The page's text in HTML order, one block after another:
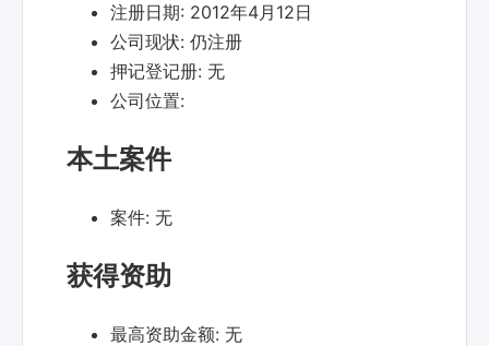
注册日期: 2012年4月12日
公司现状: 仍注册
押记登记册: 无
公司位置:
本土案件
案件: 无
获得资助
最高资助金额: 无